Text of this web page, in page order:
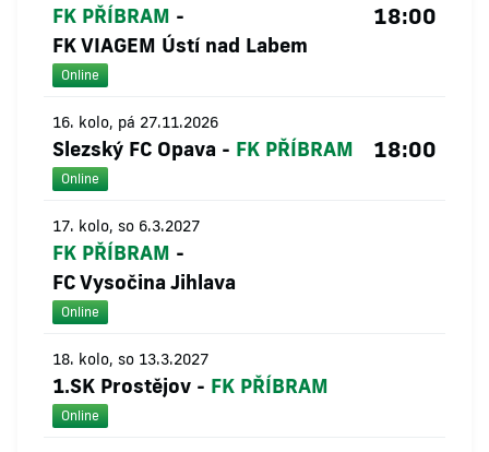
FK PŘÍBRAM -
FK VIAGEM Ústí nad Labem
Online
18:00
16. kolo, pá 27.11.2026
Slezský FC Opava - FK PŘÍBRAM
Online
18:00
17. kolo, so 6.3.2027
FK PŘÍBRAM -
FC Vysočina Jihlava
Online
18. kolo, so 13.3.2027
1.SK Prostějov - FK PŘÍBRAM
Online